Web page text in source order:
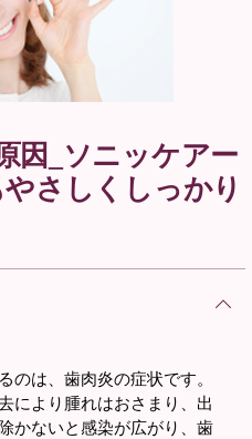
因_ソニッケアー
さしくしっかり
のは、歯肉炎の症状です。
により腫れはおさまり、出
かないと感染が広がり、歯